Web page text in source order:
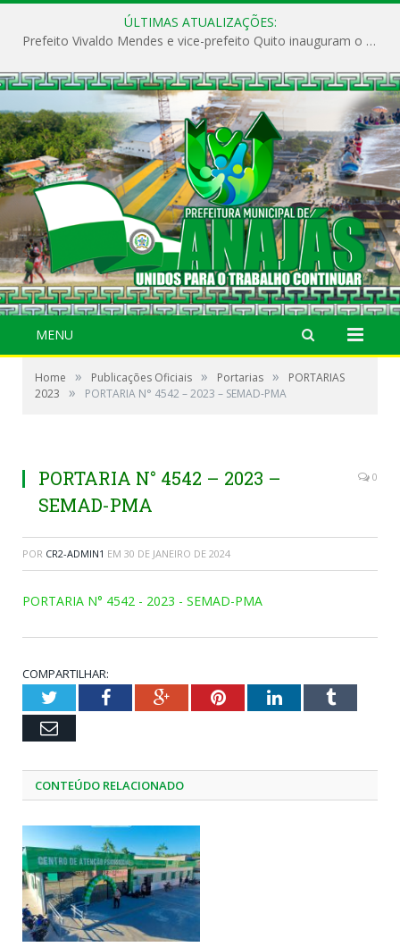
ÚLTIMAS ATUALIZAÇÕES:
Prefeito Vivaldo Mendes e vice-prefeito Quito inauguram o CAPS e fortalecem a saúde pública em Anajás.
MENU
Home » Publicações Oficiais » Portarias »
PORTARIAS
2023
» PORTARIA N° 4542 – 2023 – SEMAD-PMA
PORTARIA N° 4542 – 2023 –
SEMAD-PMA
0
POR CR2-ADMIN1 EM 30 DE JANEIRO DE 2024
PORTARIA N° 4542 - 2023 - SEMAD-PMA
COMPARTILHAR:
TwitterFacebookGoogle+PinterestLinkedInTumblr
Email
CONTEÚDO RELACIONADO